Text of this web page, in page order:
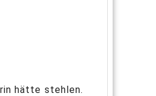
hätte stehlen.